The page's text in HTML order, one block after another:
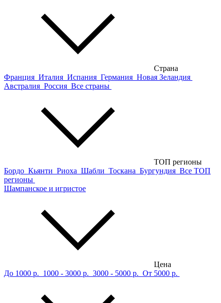
Страна
Франция Италия Испания Германия Новая Зеландия
Австралия Россия Все страны
ТОП регионы
Бордо Кьянти Риоха Шабли Тоскана Бургундия Все ТОП
регионы
Шампанское и игристое
Цена
До 1000 р. 1000 - 3000 р. 3000 - 5000 р. От 5000 р.